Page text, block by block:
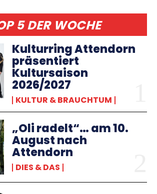
5 DER WOCHE
Kulturring Attendorn
präsentiert
Kultursaison
2026/2027
KULTUR & BRAUCHTUM
„Oli radelt“… am 10.
August nach
Attendorn
DIES & DAS